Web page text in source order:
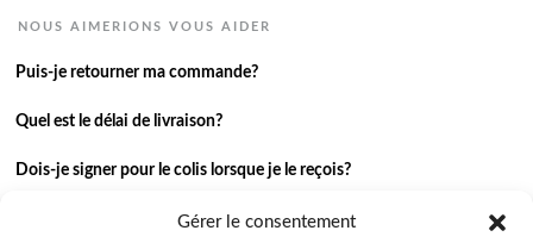
Gérer le consentement
NOUS AIMERIONS VOUS AIDER
Puis-je retourner ma commande?
Quel est le délai de livraison?
Dois-je signer pour le colis lorsque je le reçois?
Je n’ai pas reçu ma commande.